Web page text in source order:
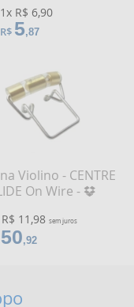
1x R$ 6,90
R$ 5,87
Violino - CENTRE
On Wire -
11,98 sem juros
50,92